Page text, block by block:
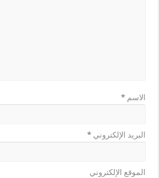
الاسم *
البريد الإلكتروني *
الموقع الإلكتروني